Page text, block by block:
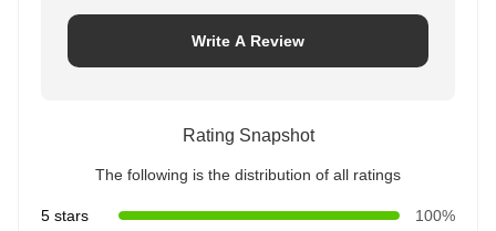
Write A Review
Rating Snapshot
The following is the distribution of all ratings
5 stars
100%